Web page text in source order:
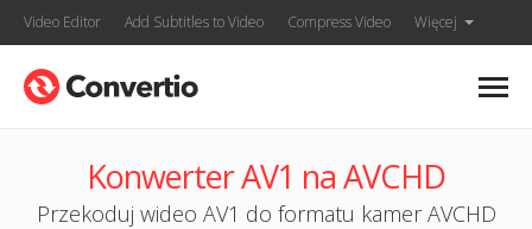
Video Editor Add Subtitles to Video Compress Video Więcej
Konwerter AV1 na AVCHD
Przekoduj wideo AV1 do formatu kamer AVCHD